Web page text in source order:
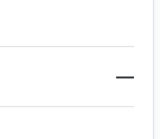
—